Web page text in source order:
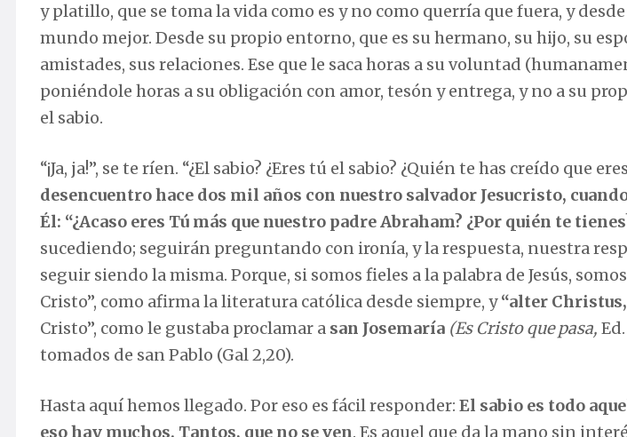
y platillo, que se toma la vida como es y no como querría que fuera, y
mundo mejor. Desde su propio entorno, que es su hermano, su hijo, su
amistades, sus relaciones. Ese que le saca horas a su voluntad
poniéndole horas a su obligación con amor, tesón y entrega, y no a su
el sabio.
“¡Ja, ja!”, se te ríen. “¿El sabio? ¿Eres tú el sabio? ¿Quién te has creído que
desencuentro hace dos mil años con nuestro salvador Jesucristo,
Él: “¿Acaso eres Tú más que nuestro padre Abraham? ¿Por quién te
sucediendo; seguirán preguntando con ironía, y la respuesta, nuestra
seguir siendo la misma. Porque, si somos fieles a la palabra de Jesús, somos
Cristo”, como afirma la literatura católica desde siempre, y“alter
Cristo”, como le gustaba proclamar a san Josemaría (Es Cristo que pasa,
tomados de san Pablo (Gal 2,20).
Hasta aquí hemos llegado. Por eso es fácil responder: El sabio es todo
eso hay muchos. Tantos, que no se ven. Es aquel que da la mano sin